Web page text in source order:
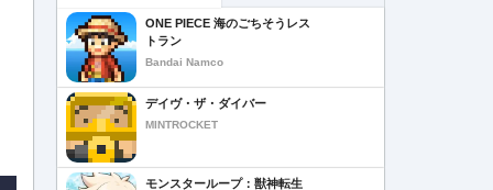
ONE PIECE 海のごちそうレス
トラン
Bandai Namco
デイヴ・ザ・ダイバー
MINTROCKET
モンスターループ：獣神転生